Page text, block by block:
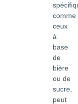
comme
ceux
à
base
de
bière
ou de
sucre,
peut